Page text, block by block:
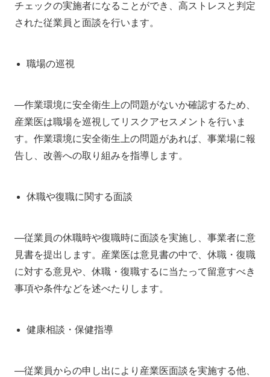
チェックの実施者になることができ、高ストレスと判定
された従業員と面談を行います。
職場の巡視
―作業環境に安全衛生上の問題がないか確認するため、
産業医は職場を巡視してリスクアセスメントを行いま
す。作業環境に安全衛生上の問題があれば、事業場に報
告し、改善への取り組みを指導します。
休職や復職に関する面談
―従業員の休職時や復職時に面談を実施し、事業者に意
見書を提出します。産業医は意見書の中で、休職・復職
に対する意見や、休職・復職するに当たって留意すべき
事項や条件などを述べたりします。
健康相談・保健指導
―従業員からの申し出により産業医面談を実施する他、